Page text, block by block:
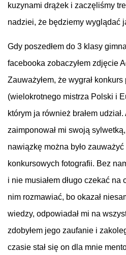
kuzynami drążek i zaczęliśmy
nadziei, że będziemy wyglądać
Gdy poszedłem do 3 klasy
facebooka zobaczyłem zdjęcie
Zauważyłem, że wygrał
(wielokrotnego mistrza Polski i
którym ja również brałem
zaimponował mi swoją
nawiązkę można było
konkursowych fotografii. Bez
i nie musiałem długo czekać na
nim rozmawiać, bo okazał
wiedzy, odpowiadał mi na
zdobyłem jego zaufanie i
czasie stał się on dla mnie